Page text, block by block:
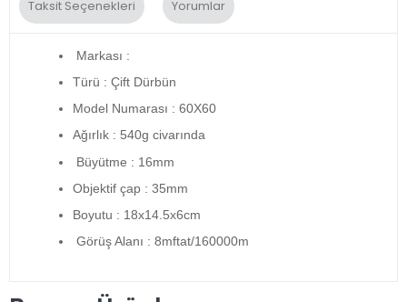
Taksit Seçenekleri Yorumlar
Markası :
Türü : Çift Dürbün
Model Numarası : 60X60
Ağırlık : 540g civarında
Büyütme : 16mm
Objektif çap : 35mm
Boyutu : 18x14.5x6cm
Görüş Alanı : 8mftat/160000m